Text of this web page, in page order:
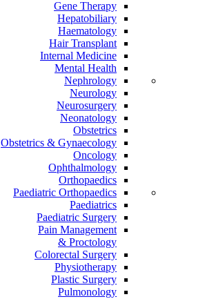
Gene Therapy
Hepatobiliary
Haematology
Hair Transplant
Internal Medicine
Mental Health
Nephrology
Neurology
Neurosurgery
Neonatology
Obstetrics
Obstetrics & Gynaecology
Oncology
Ophthalmology
Orthopaedics
Paediatric Orthopaedics
Paediatrics
Paediatric Surgery
Pain Management
Proctology &
Colorectal Surgery
Physiotherapy
Plastic Surgery
Pulmonology